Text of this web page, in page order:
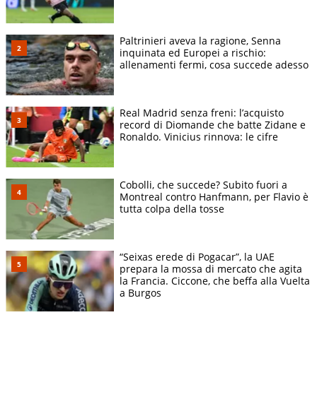
Paltrinieri aveva la ragione, Senna
inquinata ed Europei a rischio:
allenamenti fermi, cosa succede adesso
Real Madrid senza freni: l’acquisto
record di Diomande che batte Zidane e
Ronaldo. Vinicius rinnova: le cifre
Cobolli, che succede? Subito fuori a
Montreal contro Hanfmann, per Flavio è
tutta colpa della tosse
“Seixas erede di Pogacar”, la UAE
prepara la mossa di mercato che agita
la Francia. Ciccone, che beffa alla Vuelta
a Burgos